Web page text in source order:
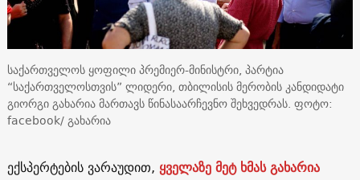
საქართველოს ყოფილი პრემიერ-მინისტრი, პარტია
“საქართველოსთვის” ლიდერი, თბილისის მერობის კანდიდატი
გიორგი გახარია მართავს წინასაარჩევნო შეხვედრას. ფოტო:
facebook/ გახარია
ექსპერტების ვარაუდით, ყველაზე მეტ ხმას გახარია